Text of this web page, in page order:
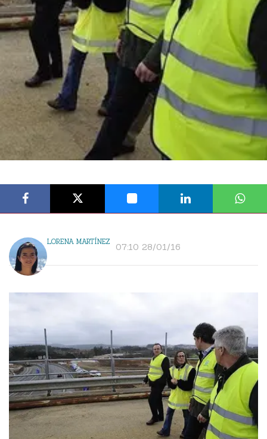
LORENA MARTÍNEZ 07:10 28/01/16